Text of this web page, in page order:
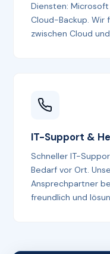
Diensten:
Cloud-Backup. Wir
zwischen Cloud
IT-Support &
Schneller IT-
Bedarf vor Ort.
Ansprechpartner
freundlich und